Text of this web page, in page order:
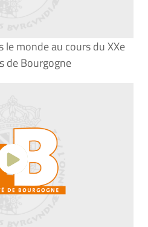
le monde au cours du XXe
de Bourgogne